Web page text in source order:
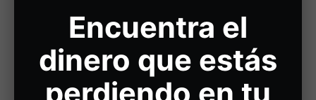
comprensibles. Gracias a los mockups, puedes
presentar una imagen clara y completa del producto,
lo que facilita la aprobación, reduce malentendidos y
mejora la colaboración entre diseñadores, clientes y
desarrolladores.
Encuentra el
dinero que estás
perdiendo en tu